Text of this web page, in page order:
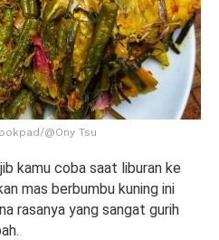
@Ony Tsu
kamu coba saat liburan ke
mas berbumbu kuning ini
rasanya yang sangat gurih